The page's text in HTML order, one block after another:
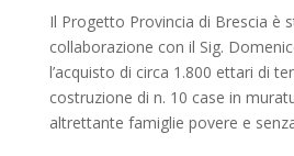
Il Progetto Provincia di Brescia è
collaborazione con il Sig.
l’acquisto di circa 1.800 ettari di
costruzione di n. 10 case in
altrettante famiglie povere e